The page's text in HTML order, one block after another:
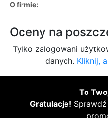
O firmie:
Oceny na
Tylko zalogowani
danych. Kliknij,
To
Gratulacje!